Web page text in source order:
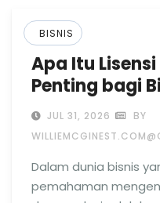
BISNIS
Apa Itu
Penting bagi
JUL 31, 2026
BY
Dalam dunia bisnis
pemahaman